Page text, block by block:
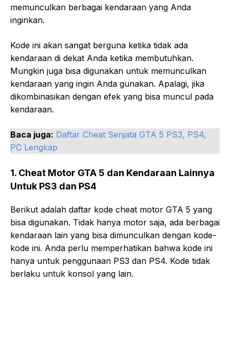
memunculkan berbagai kendaraan yang Anda
inginkan.
Kode ini akan sangat berguna ketika tidak ada
kendaraan di dekat Anda ketika membutuhkan.
Mungkin juga bisa digunakan untuk memunculkan
kendaraan yang ingin Anda gunakan. Apalagi, jika
dikombinasikan dengan efek yang bisa muncul pada
kendaraan.
Baca juga: Daftar Cheat Senjata GTA 5 PS3, PS4,
PC Lengkap
1. Cheat Motor GTA 5 dan Kendaraan Lainnya
Untuk PS3 dan PS4
Berikut adalah daftar kode cheat motor GTA 5 yang
bisa digunakan. Tidak hanya motor saja, ada berbagai
kendaraan lain yang bisa dimunculkan dengan kode-
kode ini. Anda perlu memperhatikan bahwa kode ini
hanya untuk penggunaan PS3 dan PS4. Kode tidak
berlaku untuk konsol yang lain.